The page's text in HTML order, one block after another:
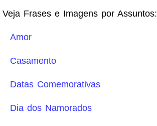
Veja Frases e Imagens por Assuntos:
Amor
Casamento
Datas Comemorativas
Dia dos Namorados